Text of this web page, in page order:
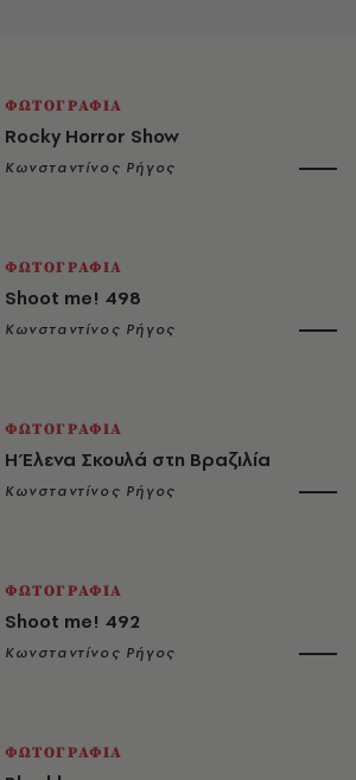
ΦΩΤΟΓΡΑΦΙΑ
Rocky Horror Show
Κωνσταντίνος Ρήγος
ΦΩΤΟΓΡΑΦΙΑ
Shoot me! 498
Κωνσταντίνος Ρήγος
ΦΩΤΟΓΡΑΦΙΑ
H Έλενα Σκουλά στη Βραζιλία
Κωνσταντίνος Ρήγος
ΦΩΤΟΓΡΑΦΙΑ
Shoot me! 492
Κωνσταντίνος Ρήγος
ΦΩΤΟΓΡΑΦΙΑ